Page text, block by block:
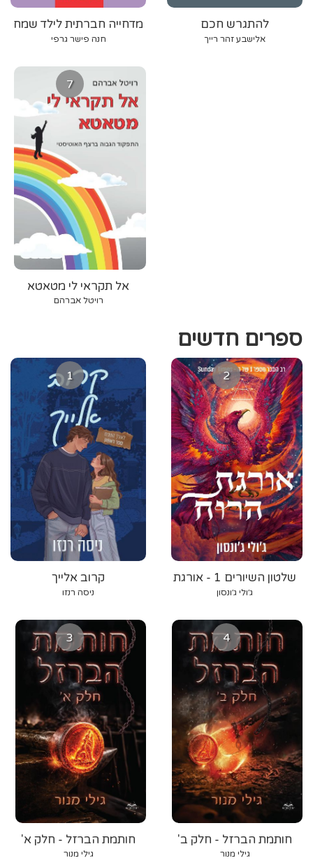
מדחייה חברתית לילד שמח
בבית־הספר
חנה פישר גרפי
להתגרש חכם
אלישבע זהר רייך
7
אל תקראי לי מטאטא
רויטל אברהם
ספרים חדשים
1
קרוב אלייך
ניסה רנזו
2
שלטון השיורים 1 - אורגת
הרוח
ג׳ולי ג׳ונסון
3
חותמת הברזל - חלק א'
גילי מנור
4
חותמת הברזל - חלק ב'
גילי מנור